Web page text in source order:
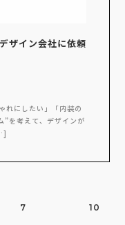
ザイン会社に依頼
れにしたい」「内装の
”を考えて、デザインが
7
10